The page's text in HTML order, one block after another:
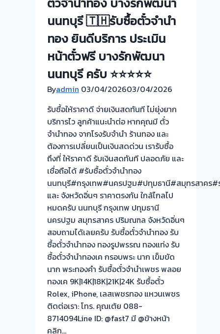
จำนำ
ร้าน
ทอง
ประเมิน
หน้า
ตั๋ว
ฟรี
จ่าย
ทันที
ไม่
ต้อง
รอ
จบไว
📌
ผล
งาน
วัน
นี➡️รับ
ซื้อ
ตั๋ว
จำนำ
ทอง
ประเสริฐ
มนู
กิจ
กรง
นนทบุรี 🇹🇭รับซื้อตั๋วจำนำ
ทอง ยินดีบริการ ประเมิน
หน้าตั๋วฟรี บางรักพัฒนา
นนทบุรี ครับ ⭐⭐⭐⭐⭐
Byadmin 03/04/202603/04/2026
รับซื้อให้ราคาดี จ่ายเงินสดทันที ไม่ยุ่งยาก
บริการไว ลูกค้าแนะนำต่อ หากคุณมี ตั๋ว
จำนำทอง จากโรงรับจำนำ ร้านทอง และ
ต้องการเปลี่ยนเป็นเงินสดด่วน เรารับซื้อ
ถึงที่ ให้ราคาดี รับเงินสดทันที ปลอดภัย และ
เชื่อถือได้ #รับซื้อตั๋วจำนำทอง
นนทบุรี#กรุงเทพ#นครปฐม#ปทุมธานี#สมุทรสาคร#
และ จังหวัดอิ่นๆ ราคาตรงกัน ใกล้ไกลไป
หมดครับ นนทบุรี กรุงเทพ ปทุมธานี
นครปฐม สมุทรสาคร ปริมณฑล จังหวัดอิ่นๆ
สอบถามได้เลยครับ รับซื้อตั๋วจำนำทอง รับ
ซื้อตั๋วจำนำทอง ทองรูปพรรณ ทองแท่ง รับ
ซื้อตั๋วจำนำทองเค กรอบพระ นาก เข็มขัด
นาก พระทองคำ รับซื้อตั๋วจำนำเพชร พลอย
ทองเค 9K|14K|18K|21K|24K รับซื้อตั๋ว
Rolex, iPhone, เลสเพชรทอง แหวนเพชร
ติดต่อเรา: โทร. คุณเต้ย 088-
8714094Line ID: @fast7 มี @ข้างหน้า
คลิก…